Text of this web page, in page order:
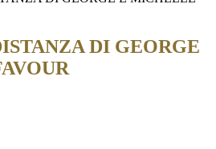
DI GEORGE